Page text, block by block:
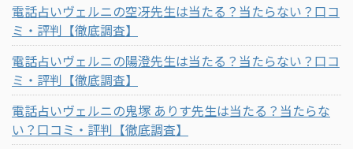
電話占いヴェルニの空冴先生は当たる？当たらない？口コ
ミ・評判【徹底調査】
電話占いヴェルニの陽澄先生は当たる？当たらない？口コ
ミ・評判【徹底調査】
電話占いヴェルニの鬼塚 ありす先生は当たる？当たらな
い？口コミ・評判【徹底調査】